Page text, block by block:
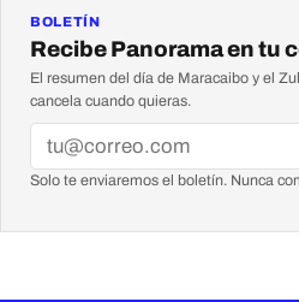
BOLETÍN
Recibe Panorama en tu
El resumen del día de Maracaibo y el
cancela cuando quieras.
Solo te enviaremos el boletín. Nunca